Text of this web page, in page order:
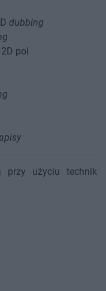
dubbing
2D pol
przy użyciu technik